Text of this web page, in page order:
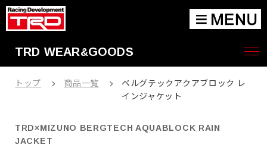
TRD WEAR&GOODS
トップ 商品一覧
ベルグテックアクアブロック レ
インジャケット
TRD×MIZUNO BERGTECH AQUABLOCK RAIN
JACKET